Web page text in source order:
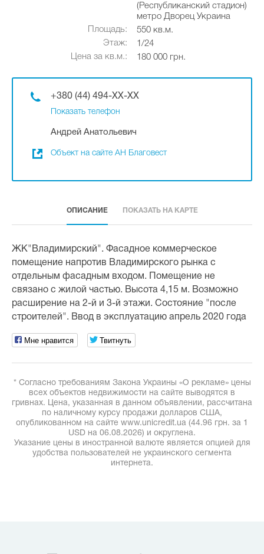
(Республиканский стадион)
метро Дворец Украина
Площадь:
550 кв.м.
Этаж:
1/24
Цена за кв.м.:
180 000 грн.
+380 (44) 494-XX-XX
Показать телефон
Андрей Анатольевич
Объект на сайте АН Благовест
ОПИСАНИЕ ПОКАЗАТЬ НА КАРТЕ
ЖК"Владимирский". Фасадное коммерческое
помещение напротив Владимирского рынка с
отдельным фасадным входом. Помещение не
связано с жилой частью. Высота 4,15 м. Возможно
расширение на 2-й и 3-й этажи. Состояние "после
строителей". Ввод в эксплуатацию апрель 2020 года
Мне нравится Твитнуть
* Согласно требованиям Закона Украины «О рекламе» цены
всех объектов недвижимости на сайте выводятся в
гривнах. Цена, указанная в данном объявлении, рассчитана
по наличному курсу продажи долларов США,
опубликованном на сайте www.unicredit.ua (44.96 грн. за 1
USD на 06.08.2026) и округлена.
Указание цены в иностранной валюте является опцией для
удобства пользователей не украинского сегмента
интернета.